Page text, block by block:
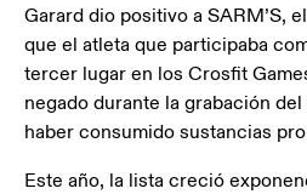
Garard dio positivo a SARM’S,
que el atleta que participaba
tercer lugar en los Crosfit
negado durante la grabación
haber consumido sustancias
Este año, la lista creció